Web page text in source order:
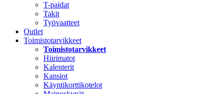
T-paidat
Takit
Työvaatteet
Outlet
Toimistotarvikkeet
Toimistotarvikkeet
Hiirimatot
Kalenterit
Kansiot
Käyntikorttikotelot